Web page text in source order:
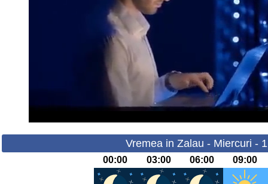
Vremea in Zalau - Miercuri -
00:00 03:00 06:00 09:00